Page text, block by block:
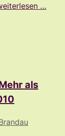
…
als